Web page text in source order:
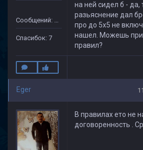
Сообщений: 172
Спасибок: 7
на ней сидел б - да,
разьяснение дал
про до 5х5 не
нашел. Можешь
правил?
Eger
В правилах ето не
договоренность .